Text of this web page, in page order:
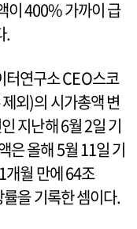
이 400% 가까이 급
.
터연구소 CEO스코
외)의 시가총액 변
지난해 6월 2일 기
은 올해 5월 11일 기
개월 만에 64조
을 기록한 셈이다.